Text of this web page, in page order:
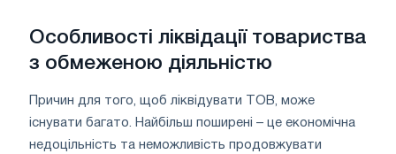
Особливості ліквідації товариства
з обмеженою діяльністю
Причин для того, щоб ліквідувати ТОВ, може
існувати багато. Найбільш поширені – це економічна
недоцільність та неможливість продовжувати